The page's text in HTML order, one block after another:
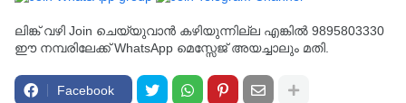
ലിങ്ക് വഴി Join ചെയ്യുവാൻ കഴിയുന്നില്ല എങ്കിൽ 9895803330
ഈ നമ്പരിലേക്ക് WhatsApp മെസ്സേജ് അയച്ചാലും മതി.
Facebook